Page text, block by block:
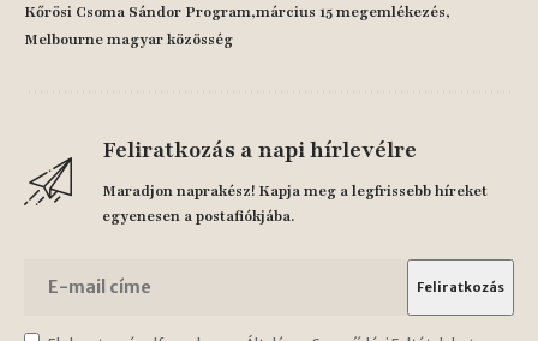
Kőrösi Csoma Sándor Program március 15 megemlékezés
Melbourne magyar közösség
Feliratkozás a napi hírlevélre
Maradjon naprakész! Kapja meg a legfrissebb híreket
egyenesen a postafiókjába.